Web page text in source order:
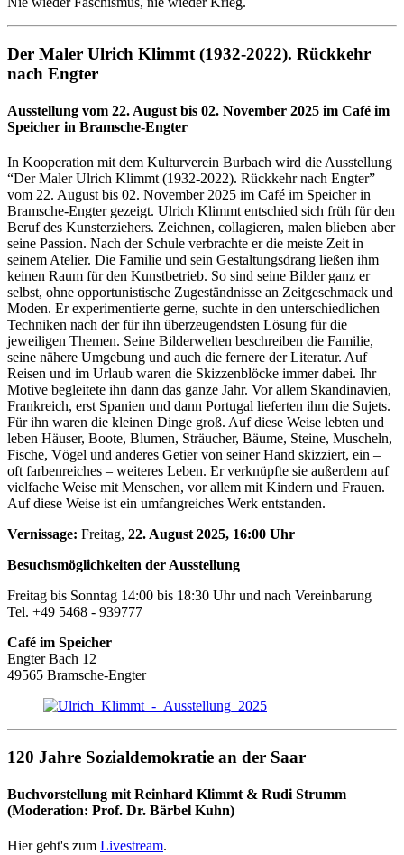
Der Maler Ulrich Klimmt (1932-2022). Rückkehr
nach Engter
Ausstellung vom 22. August bis 02. November 2025 im Café im
Speicher in Bramsche-Engter
In Kooperation mit dem Kulturverein Burbach wird die Ausstellung
“Der Maler Ulrich Klimmt (1932-2022). Rückkehr nach Engter”
vom 22. August bis 02. November 2025 im Café im Speicher in
Bramsche-Engter gezeigt. Ulrich Klimmt entschied sich früh für den
Beruf des Kunsterziehers. Zeichnen, collagieren, malen blieben aber
seine Passion. Nach der Schule verbrachte er die meiste Zeit in
seinem Atelier. Die Familie und sein Gestaltungsdrang ließen ihm
keinen Raum für den Kunstbetrieb. So sind seine Bilder ganz er
selbst, ohne opportunistische Zugeständnisse an Zeitgeschmack und
Moden. Er experimentierte gerne, suchte in den unterschiedlichen
Techniken nach der für ihn überzeugendsten Lösung für die
jeweiligen Themen. Seine Bilderwelten beschreiben die Familie,
seine nähere Umgebung und auch die fernere der Literatur. Auf
Reisen und im Urlaub waren die Skizzenblöcke immer dabei. Ihr
Motive begleitete ihn dann das ganze Jahr. Vor allem Skandinavien,
Frankreich, erst Spanien und dann Portugal lieferten ihm die Sujets.
Für ihn waren die kleinen Dinge groß. Auf diese Weise lebten und
leben Häuser, Boote, Blumen, Sträucher, Bäume, Steine, Muscheln,
Fische, Vögel und anderes Getier von seiner Hand skizziert, ein –
oft farbenreiches – weiteres Leben. Er verknüpfte sie außerdem auf
vielfache Weise mit Menschen, vor allem mit Kindern und Frauen.
Auf diese Weise ist ein umfangreiches Werk entstanden.
Vernissage: Freitag, 22. August 2025, 16:00 Uhr
Besuchsmöglichkeiten der Ausstellung
Freitag bis Sonntag 14:00 bis 18:30 Uhr und nach Vereinbarung
Tel. +49 5468 - 939777
Café im Speicher
Engter Bach 12
49565 Bramsche-Engter
120 Jahre Sozialdemokratie an der Saar
Buchvorstellung mit Reinhard Klimmt & Rudi Strumm
(Moderation: Prof. Dr. Bärbel Kuhn)
Hier geht's zum Livestream.